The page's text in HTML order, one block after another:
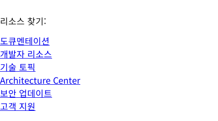
리소스 찾기:
도큐멘테이션
개발자 리소스
기술 토픽
Architecture Center
보안 업데이트
고객 지원